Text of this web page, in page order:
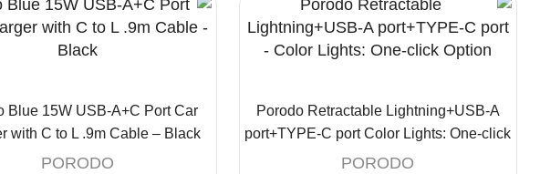
Porodo Retractable Lightning+USB-A
port+TYPE-C port Color Lights: One-click
Option –
PORODO
Blue 15W USB-A+C Port Car
with C to L .9m Cable – Black
PORODO